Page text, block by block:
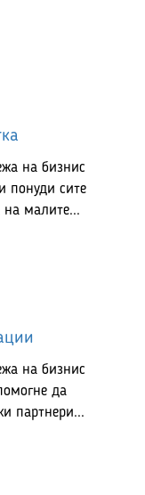
на бизнис
понуди сите
малите...
на бизнис
да
партнери...